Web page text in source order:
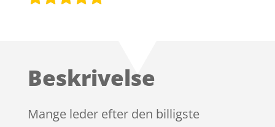
kundebedø
Beskrivelse
Mange leder efter den billigste